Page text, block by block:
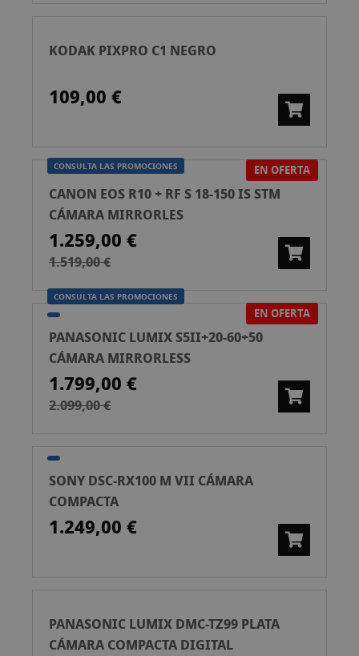
KODAK PIXPRO C1 NEGRO
109,00 €
CONSULTA LAS PROMOCIONES EN OFERTA
CANON EOS R10 + RF S 18-150 IS STM
CÁMARA MIRRORLES
1.259,00 €
1.519,00 €
CONSULTA LAS PROMOCIONES
EN OFERTA
PANASONIC LUMIX S5II+20-60+50
CÁMARA MIRRORLESS
1.799,00 €
2.099,00 €
SONY DSC-RX100 M VII CÁMARA
COMPACTA
1.249,00 €
PANASONIC LUMIX DMC-TZ99 PLATA
CÁMARA COMPACTA DIGITAL